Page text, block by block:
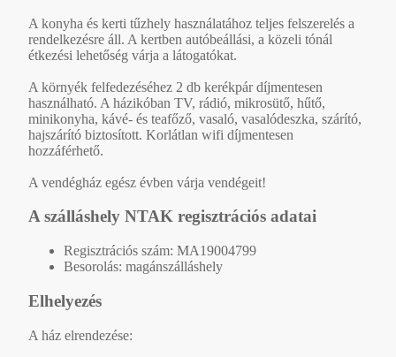
A konyha és kerti tűzhely használatához teljes felszerelés a
rendelkezésre áll. A kertben autóbeállási, a közeli tónál
étkezési lehetőség várja a látogatókat.
A környék felfedezéséhez 2 db kerékpár díjmentesen
használható. A házikóban TV, rádió, mikrosütő, hűtő,
minikonyha, kávé- és teafőző, vasaló, vasalódeszka, szárító,
hajszárító biztosított. Korlátlan wifi díjmentesen
hozzáférhető.
A vendégház egész évben várja vendégeit!
A szálláshely NTAK regisztrációs adatai
Regisztrációs szám: MA19004799
Besorolás: magánszálláshely
Elhelyezés
A ház elrendezése: